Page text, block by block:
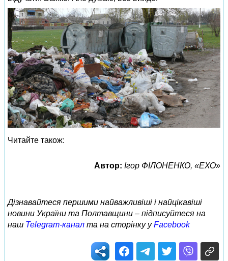
Читайте також:
Автор: Ігор ФІЛОНЕНКО, «ЕХО»
Дізнавайтеся першими найважливіші і найцікавіші
новини України та Полтавщини – підписуйтеся на
наш Telegram-канал та на сторінку уFacebook